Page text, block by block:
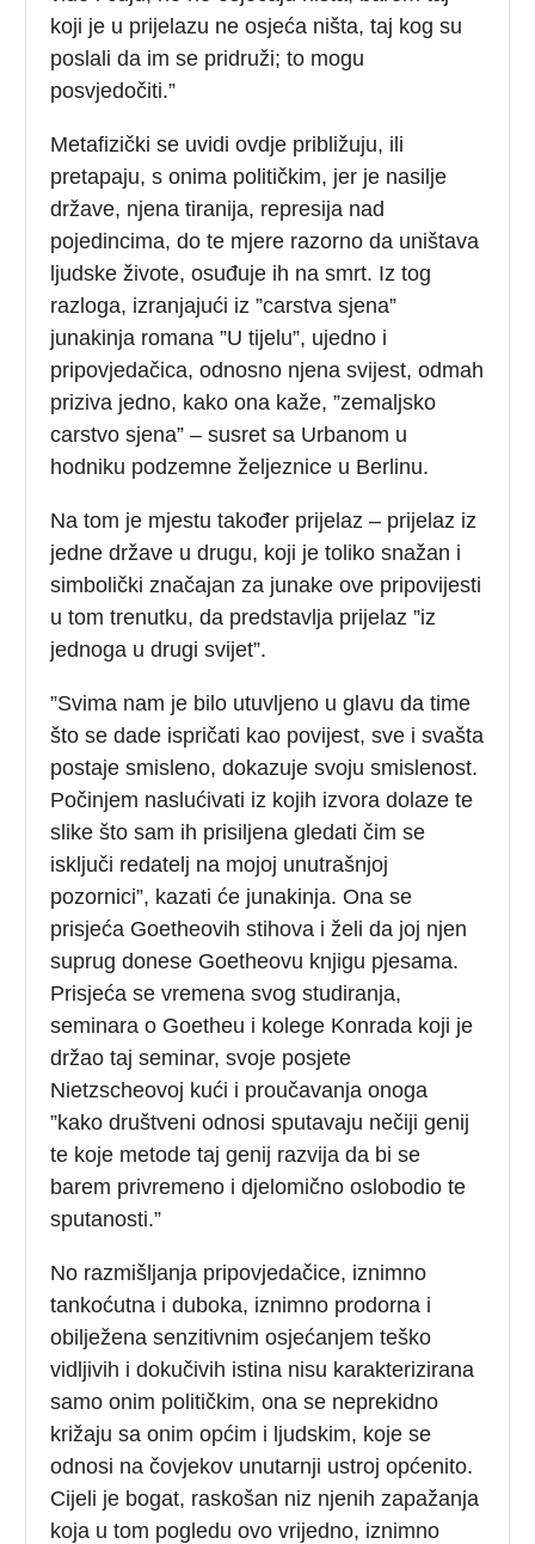
koji je u prijelazu ne osjeća ništa, taj kog su
poslali da im se pridruži; to mogu
posvjedočiti.”
Metafizički se uvidi ovdje približuju, ili
pretapaju, s onima političkim, jer je nasilje
države, njena tiranija, represija nad
pojedincima, do te mjere razorno da uništava
ljudske živote, osuđuje ih na smrt. Iz tog
razloga, izranjajući iz ”carstva sjena”
junakinja romana ”U tijelu”, ujedno i
pripovjedačica, odnosno njena svijest, odmah
priziva jedno, kako ona kaže, ”zemaljsko
carstvo sjena” – susret sa Urbanom u
hodniku podzemne željeznice u Berlinu.
Na tom je mjestu također prijelaz – prijelaz iz
jedne države u drugu, koji je toliko snažan i
simbolički značajan za junake ove pripovijesti
u tom trenutku, da predstavlja prijelaz ”iz
jednoga u drugi svijet”.
”Svima nam je bilo utuvljeno u glavu da time
što se dade ispričati kao povijest, sve i svašta
postaje smisleno, dokazuje svoju smislenost.
Počinjem naslućivati iz kojih izvora dolaze te
slike što sam ih prisiljena gledati čim se
isključi redatelj na mojoj unutrašnjoj
pozornici”, kazati će junakinja. Ona se
prisjeća Goetheovih stihova i želi da joj njen
suprug donese Goetheovu knjigu pjesama.
Prisjeća se vremena svog studiranja,
seminara o Goetheu i kolege Konrada koji je
držao taj seminar, svoje posjete
Nietzscheovoj kući i proučavanja onoga
”kako društveni odnosi sputavaju nečiji genij
te koje metode taj genij razvija da bi se
barem privremeno i djelomično oslobodio te
sputanosti.”
No razmišljanja pripovjedačice, iznimno
tankoćutna i duboka, iznimno prodorna i
obilježena senzitivnim osjećanjem teško
vidljivih i dokučivih istina nisu karakterizirana
samo onim političkim, ona se neprekidno
križaju sa onim općim i ljudskim, koje se
odnosi na čovjekov unutarnji ustroj općenito.
Cijeli je bogat, raskošan niz njenih zapažanja
koja u tom pogledu ovo vrijedno, iznimno